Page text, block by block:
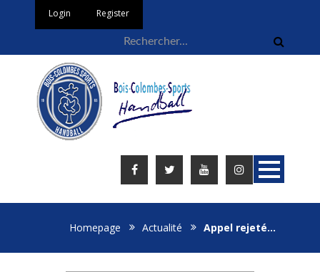
Login Register
Homepage Actualité Appel rejeté…